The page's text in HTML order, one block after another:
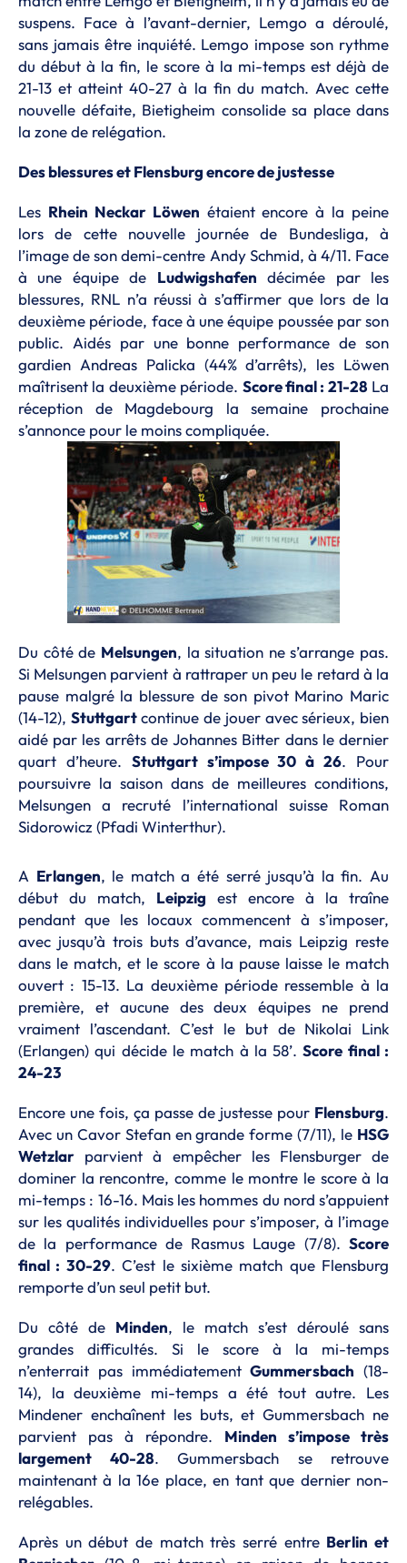
suspens. Face à l’avant-dernier, Lemgo a déroulé,
sans jamais être inquiété. Lemgo impose son rythme
du début à la fin, le score à la mi-temps est déjà de
21-13 et atteint 40-27 à la fin du match. Avec cette
nouvelle défaite, Bietigheim consolide sa place dans
la zone de relégation.
Des blessures et Flensburg encore de justesse
Les Rhein Neckar Löwen étaient encore à la peine
lors de cette nouvelle journée de Bundesliga, à
l’image de son demi-centre Andy Schmid, à 4/11. Face
à une équipe de Ludwigshafen décimée par les
blessures, RNL n’a réussi à s’affirmer que lors de la
deuxième période, face à une équipe poussée par son
public. Aidés par une bonne performance de son
gardien Andreas Palicka (44% d’arrêts), les Löwen
maîtrisent la deuxième période. Score final : 21-28 La
réception de Magdebourg la semaine prochaine
s’annonce pour le moins compliquée.
Du côté de Melsungen, la situation ne s’arrange pas.
Si Melsungen parvient à rattraper un peu le retard à la
pause malgré la blessure de son pivot Marino Maric
(14-12), Stuttgartcontinue de jouer avec sérieux, bien
aidé par les arrêts de Johannes Bitter dans le dernier
quart d’heure. Stuttgart s’impose 30 à 26. Pour
poursuivre la saison dans de meilleures conditions,
Melsungen a recruté l’international suisse Roman
Sidorowicz (Pfadi Winterthur).
A Erlangen, le match a été serré jusqu’à la fin. Au
début du match, Leipzig est encore à la traîne
pendant que les locaux commencent à s’imposer,
avec jusqu’à trois buts d’avance, mais Leipzig reste
dans le match, et le score à la pause laisse le match
ouvert : 15-13. La deuxième période ressemble à la
première, et aucune des deux équipes ne prend
vraiment l’ascendant. C’est le but de Nikolai Link
(Erlangen) qui décide le match à la 58’.Score final :
24-23
Encore une fois, ça passe de justesse pour Flensburg.
Avec un Cavor Stefan en grande forme (7/11), le HSG
Wetzlar parvient à empêcher les Flensburger de
dominer la rencontre, comme le montre le score à la
mi-temps : 16-16. Mais les hommes du nord s’appuient
sur les qualités individuelles pour s’imposer, à l’image
de la performance de Rasmus Lauge (7/8). Score
final : 30-29. C’est le sixième match que Flensburg
remporte d’un seul petit but.
Du côté de Minden, le match s’est déroulé sans
grandes difficultés. Si le score à la mi-temps
n’enterrait pas immédiatementGummersbach (18-
14), la deuxième mi-temps a été tout autre. Les
Mindener enchaînent les buts, et Gummersbach ne
parvient pas à répondre. Minden s’impose très
largement 40-28. Gummersbach se retrouve
maintenant à la 16e place, en tant que dernier non-
relégables.
Après un début de match très serré entre Berlin et